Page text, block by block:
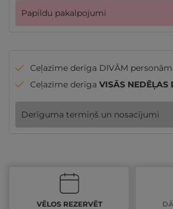
Papildu pakalpojumi
Ceļazīme derīga DIVĀM personām;
Ceļazīme derīga VISĀS NEDĒĻAS
Derīguma termiņš un nosacījumi
VĒLOS REZERVĒT